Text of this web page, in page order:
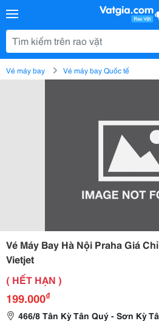
Vé máy bay Vé máy bay Quốc tế
Vé Máy Bay Hà Nội Praha Giá
Vietjet
( HẾT HẠN )
199.000₫
466/8 Tân Kỳ Tân Quý - Sơn Kỳ